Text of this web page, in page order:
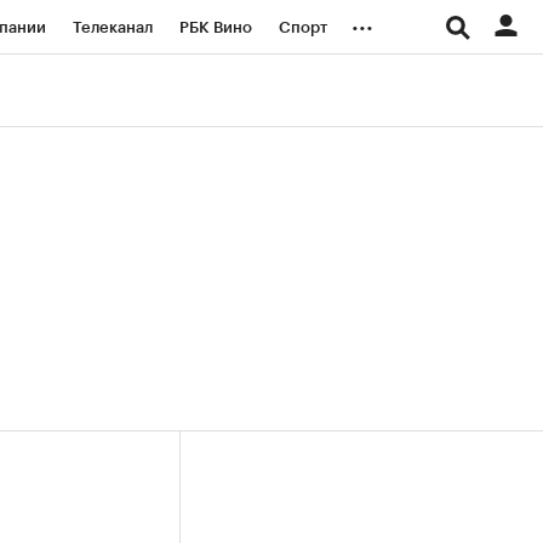
Телеканал РБК Вино Спорт ...